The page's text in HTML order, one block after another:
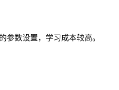
参数设置，学习成本较高。